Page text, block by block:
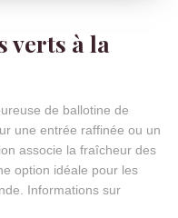
verts à la
de ballotine de
une entrée raffinée ou un
associe la fraîcheur des
option idéale pour les
Informations sur